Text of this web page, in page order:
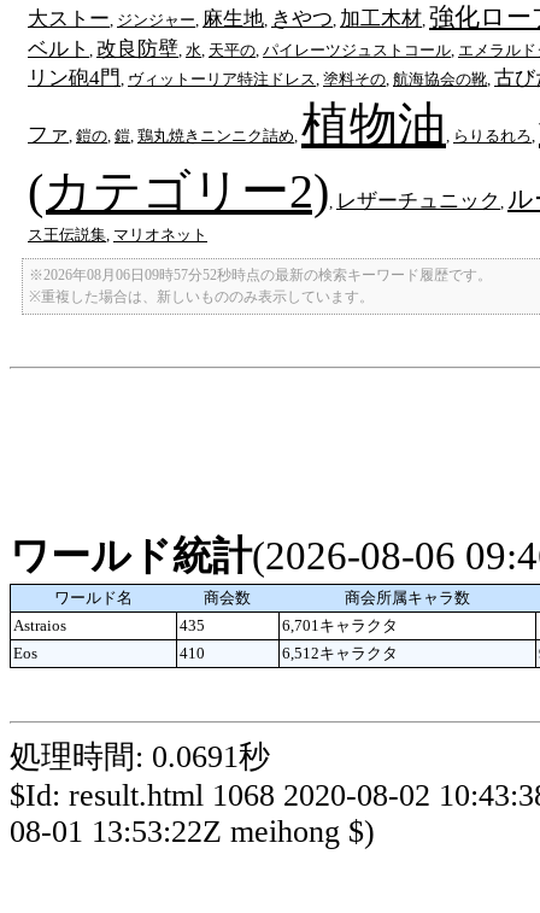
大ストー ジンジャー 麻生地 きやつ 加工木材 強化ロー
ベルト 改良防壁 水 天平の パイレーツジュストコール エメラルド
リン砲4門 ヴィットーリア特注ドレス 塗料その 航海協会の靴 古び
ファ 鎧の 鎧 鶏丸焼きニンニク詰め 植物油 らりるれろ
(カテゴリー2) レザーチュニック ル
ス王伝説集 マリオネット
※2026年08月06日09時57分52秒時点の最新の検索キーワード履歴です。
※重複した場合は、新しいもののみ表示しています。
ワールド統計(2026-08-06
ワールド名 商会数
商会所属キャラ数
Astraios
435 6,701キャラクタ
Eos
410 6,512キャラクタ
処理時間: 0.0691秒
$Id: result.html 1068 2020-08-02
08-01 13:53:22Z meihong $)